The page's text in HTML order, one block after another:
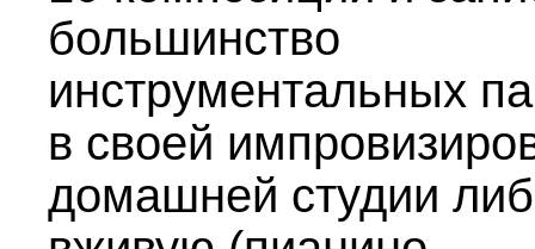
большинство
инструментальных
в своей
домашней студии